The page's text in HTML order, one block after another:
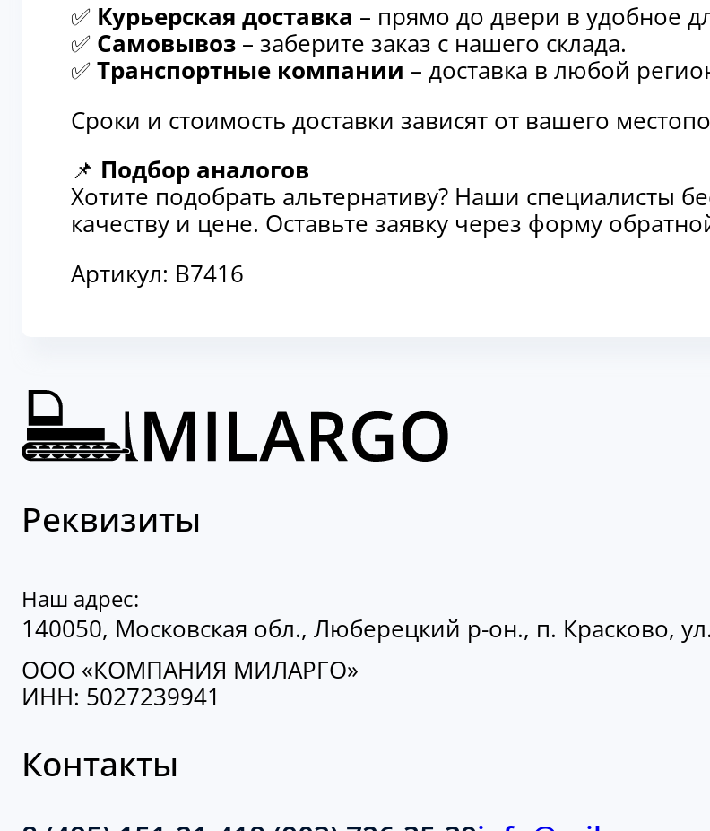
✅ Курьерская доставка – прямо до двери в удобное
✅ Самовывоз – заберите заказ с нашего склада.
✅ Транспортные компании – доставка в любой
Сроки и стоимость доставки зависят от вашего
📌 Подбор аналогов
Хотите подобрать альтернативу? Наши специалисты
качеству и цене. Оставьте заявку через форму
Артикул: B7416
Реквизиты
Наш адрес:
140050, Московская обл., Люберецкий р-он., п. Красково,
ООО «КОМПАНИЯ МИЛАРГО»
ИНН: 5027239941
Контакты